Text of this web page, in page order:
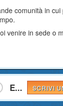
comunità in
venire in sede o
E... SCRIVI